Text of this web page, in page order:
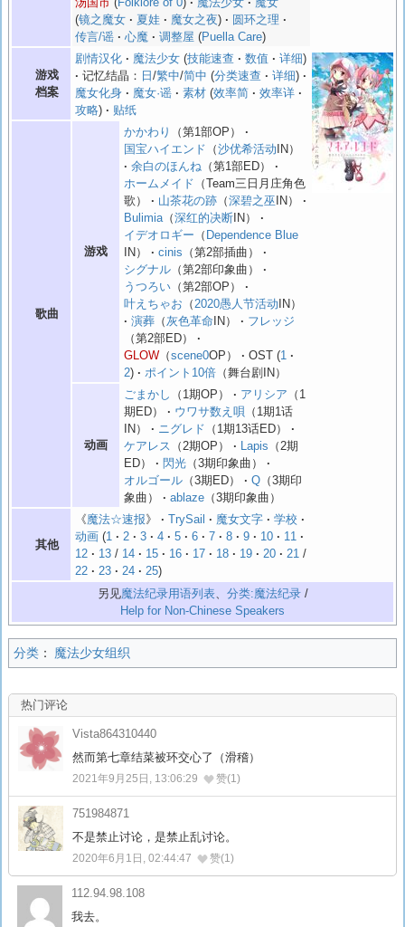
镜之魔女
夏娃 魔女之夜
圆环之理
传言/谣
心魔 调整屋 Puella Care
游戏
档案
剧情汉化 魔法少女 技能速查 数值
详细
记忆结晶： 日/繁中/简中 分类速查
详细
魔女化身
魔女·谣 素材 效率简
效率详
攻略
贴纸
歌曲
游戏
かかわり
（第1部OP）
国宝ハイエンド （沙优希活动 IN）
余白のほんね （第1部ED）
ホームメイド （Team三日月庄角色
歌）
山茶花の跡 （深碧之巫 IN）
Bulimia （深红的决断 IN）
イデオロギー （ Dependence Blue
IN）
cinis （第2部插曲）
シグナル （第2部印象曲）
うつろい （第2部OP）
叶えちゃお （ 2020愚人节活动 IN）
演葬 （ 灰色革命 IN）
フレッジ
（第2部ED）
GLOW （scene0OP） OST 1
2
ポイント10倍 （舞台剧IN）
动画
ごまかし （1期OP） アリシア （1
期ED）
ウワサ数え唄 （1期1话
IN）
ニグレド （1期13话ED）
ケアレス
（2期OP） Lapis （2期
ED）
閃光 （3期印象曲）
オルゴール （3期ED） Q （3期印
象曲）
ablaze （3期印象曲）
其他
《魔法☆速报》 TrySail 魔女文字
学校
动画 1 2 3 4 5 6 7 8 9 10
11
12
13 / 14 15 16 17 18 19 20 21 /
22
23 24
25
另见魔法纪录用语列表、 分类:魔法纪录/
Help for Non-Chinese Speakers
分类： 魔法少女组织
热门评论
Vista864310440
然而第七章结菜被环交心了（滑稽）
2021年9月25日, 13:06:29 赞(1)
751984871
不是禁止讨论，是禁止乱讨论。
2020年6月1日, 02:44:47 赞(1)
112.94.98.108
我去。